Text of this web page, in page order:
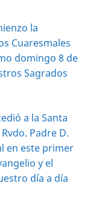
la
Cuaresmales
domingo 8 de
Sagrados
a la Santa
Padre D.
en este primer
y el
día a día